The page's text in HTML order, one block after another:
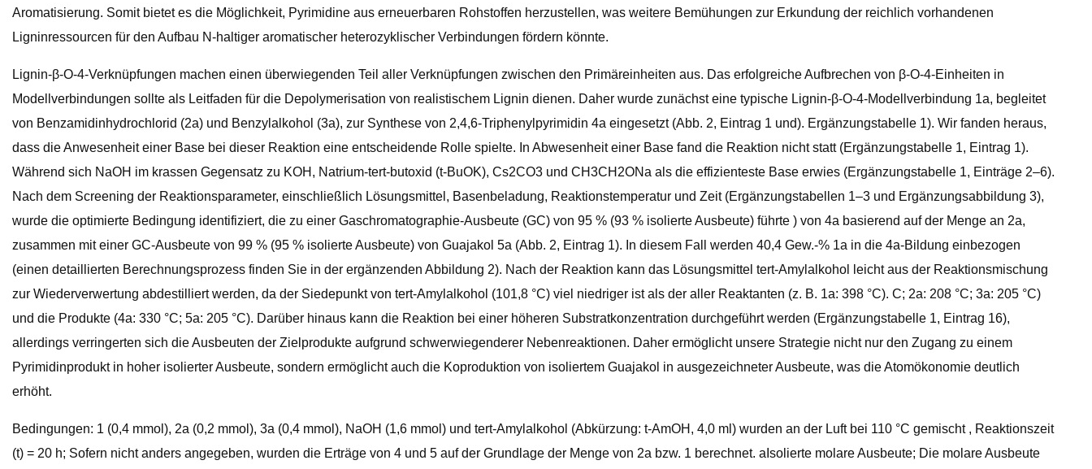
Aromatisierung. Somit bietet es die Möglichkeit, Pyrimidine aus erneuerbaren Rohstoffen herzustellen, was weitere Bemühungen zur Erkundung der reichlich vorhandenen
Ligninressourcen für den Aufbau N-haltiger aromatischer heterozyklischer Verbindungen fördern könnte.
Lignin-β-O-4-Verknüpfungen machen einen überwiegenden Teil aller Verknüpfungen zwischen den Primäreinheiten aus. Das erfolgreiche Aufbrechen von β-O-4-Einheiten in
Modellverbindungen sollte als Leitfaden für die Depolymerisation von realistischem Lignin dienen. Daher wurde zunächst eine typische Lignin-β-O-4-Modellverbindung 1a, begleitet
von Benzamidinhydrochlorid (2a) und Benzylalkohol (3a), zur Synthese von 2,4,6-Triphenylpyrimidin 4a eingesetzt (Abb. 2, Eintrag 1 und). Ergänzungstabelle 1). Wir fanden heraus,
dass die Anwesenheit einer Base bei dieser Reaktion eine entscheidende Rolle spielte. In Abwesenheit einer Base fand die Reaktion nicht statt (Ergänzungstabelle 1, Eintrag 1).
Während sich NaOH im krassen Gegensatz zu KOH, Natrium-tert-butoxid (t-BuOK), Cs2CO3 und CH3CH2ONa als die effizienteste Base erwies (Ergänzungstabelle 1, Einträge 2–6).
Nach dem Screening der Reaktionsparameter, einschließlich Lösungsmittel, Basenbeladung, Reaktionstemperatur und Zeit (Ergänzungstabellen 1–3 und Ergänzungsabbildung 3),
wurde die optimierte Bedingung identifiziert, die zu einer Gaschromatographie-Ausbeute (GC) von 95 % (93 % isolierte Ausbeute) führte ) von 4a basierend auf der Menge an 2a,
zusammen mit einer GC-Ausbeute von 99 % (95 % isolierte Ausbeute) von Guajakol 5a (Abb. 2, Eintrag 1). In diesem Fall werden 40,4 Gew.-% 1a in die 4a-Bildung einbezogen
(einen detaillierten Berechnungsprozess finden Sie in der ergänzenden Abbildung 2). Nach der Reaktion kann das Lösungsmittel tert-Amylalkohol leicht aus der Reaktionsmischung
zur Wiederverwertung abdestilliert werden, da der Siedepunkt von tert-Amylalkohol (101,8 °C) viel niedriger ist als der aller Reaktanten (z. B. 1a: 398 °C). C; 2a: 208 °C; 3a: 205 °C)
und die Produkte (4a: 330 °C; 5a: 205 °C). Darüber hinaus kann die Reaktion bei einer höheren Substratkonzentration durchgeführt werden (Ergänzungstabelle 1, Eintrag 16),
allerdings verringerten sich die Ausbeuten der Zielprodukte aufgrund schwerwiegenderer Nebenreaktionen. Daher ermöglicht unsere Strategie nicht nur den Zugang zu einem
Pyrimidinprodukt in hoher isolierter Ausbeute, sondern ermöglicht auch die Koproduktion von isoliertem Guajakol in ausgezeichneter Ausbeute, was die Atomökonomie deutlich
erhöht.
Bedingungen: 1 (0,4 mmol), 2a (0,2 mmol), 3a (0,4 mmol), NaOH (1,6 mmol) und tert-Amylalkohol (Abkürzung: t-AmOH, 4,0 ml) wurden an der Luft bei 110 °C gemischt , Reaktionszeit
(t) = 20 h; Sofern nicht anders angegeben, wurden die Erträge von 4 und 5 auf der Grundlage der Menge von 2a bzw. 1 berechnet. aIsolierte molare Ausbeute; Die molare Ausbeute